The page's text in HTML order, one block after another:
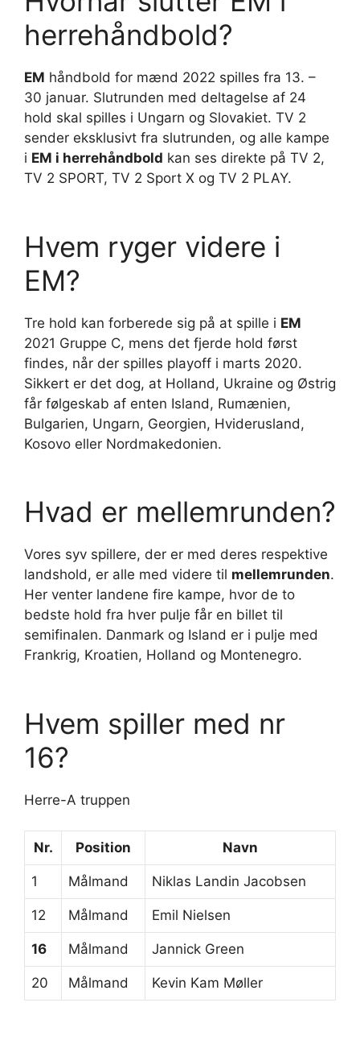
herrehåndbold?
EM håndbold for mænd 2022 spilles fra 13. –
30 januar. Slutrunden med deltagelse af 24
hold skal spilles i Ungarn og Slovakiet. TV 2
sender eksklusivt fra slutrunden, og alle kampe
i EM i herrehåndbold kan ses direkte på TV 2,
TV 2 SPORT, TV 2 Sport X og TV 2 PLAY.
Hvem ryger videre i
EM?
Tre hold kan forberede sig på at spille i EM
2021 Gruppe C, mens det fjerde hold først
findes, når der spilles playoff i marts 2020.
Sikkert er det dog, at Holland, Ukraine og Østrig
får følgeskab af enten Island, Rumænien,
Bulgarien, Ungarn, Georgien, Hviderusland,
Kosovo eller Nordmakedonien.
Hvad er mellemrunden?
Vores syv spillere, der er med deres respektive
landshold, er alle med videre til mellemrunden.
Her venter landene fire kampe, hvor de to
bedste hold fra hver pulje får en billet til
semifinalen. Danmark og Island er i pulje med
Frankrig, Kroatien, Holland og Montenegro.
Hvem spiller med nr
16?
Herre-A truppen
Nr. Position Navn
1 Målmand Niklas Landin Jacobsen
12 Målmand Emil Nielsen
16 Målmand Jannick Green
20 Målmand Kevin Kam Møller